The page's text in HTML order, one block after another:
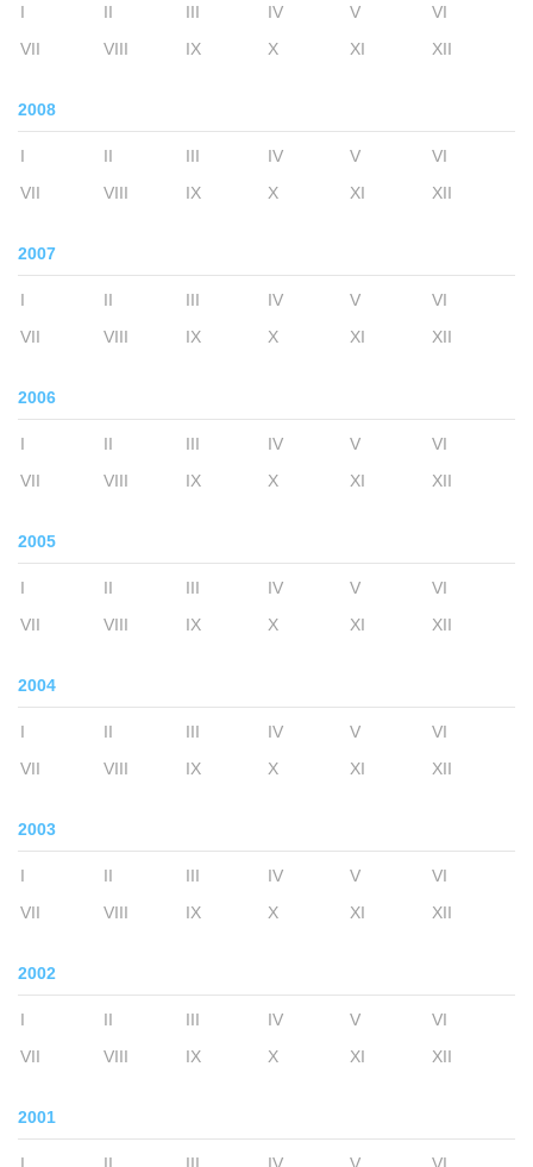
I II III IV V
VI
VII
VIII IX X XI XII
2008
I II III IV V
VI
VII
VIII IX X XI XII
2007
I II III IV V
VI
VII
VIII IX X XI XII
2006
I II III IV V
VI
VII
VIII IX X XI XII
2005
I II III IV V
VI
VII
VIII IX X XI XII
2004
I II III IV V
VI
VII
VIII IX X XI XII
2003
I II III IV V
VI
VII
VIII IX X XI XII
2002
I II III IV V
VI
VII
VIII IX X XI XII
2001
I II III IV V VI